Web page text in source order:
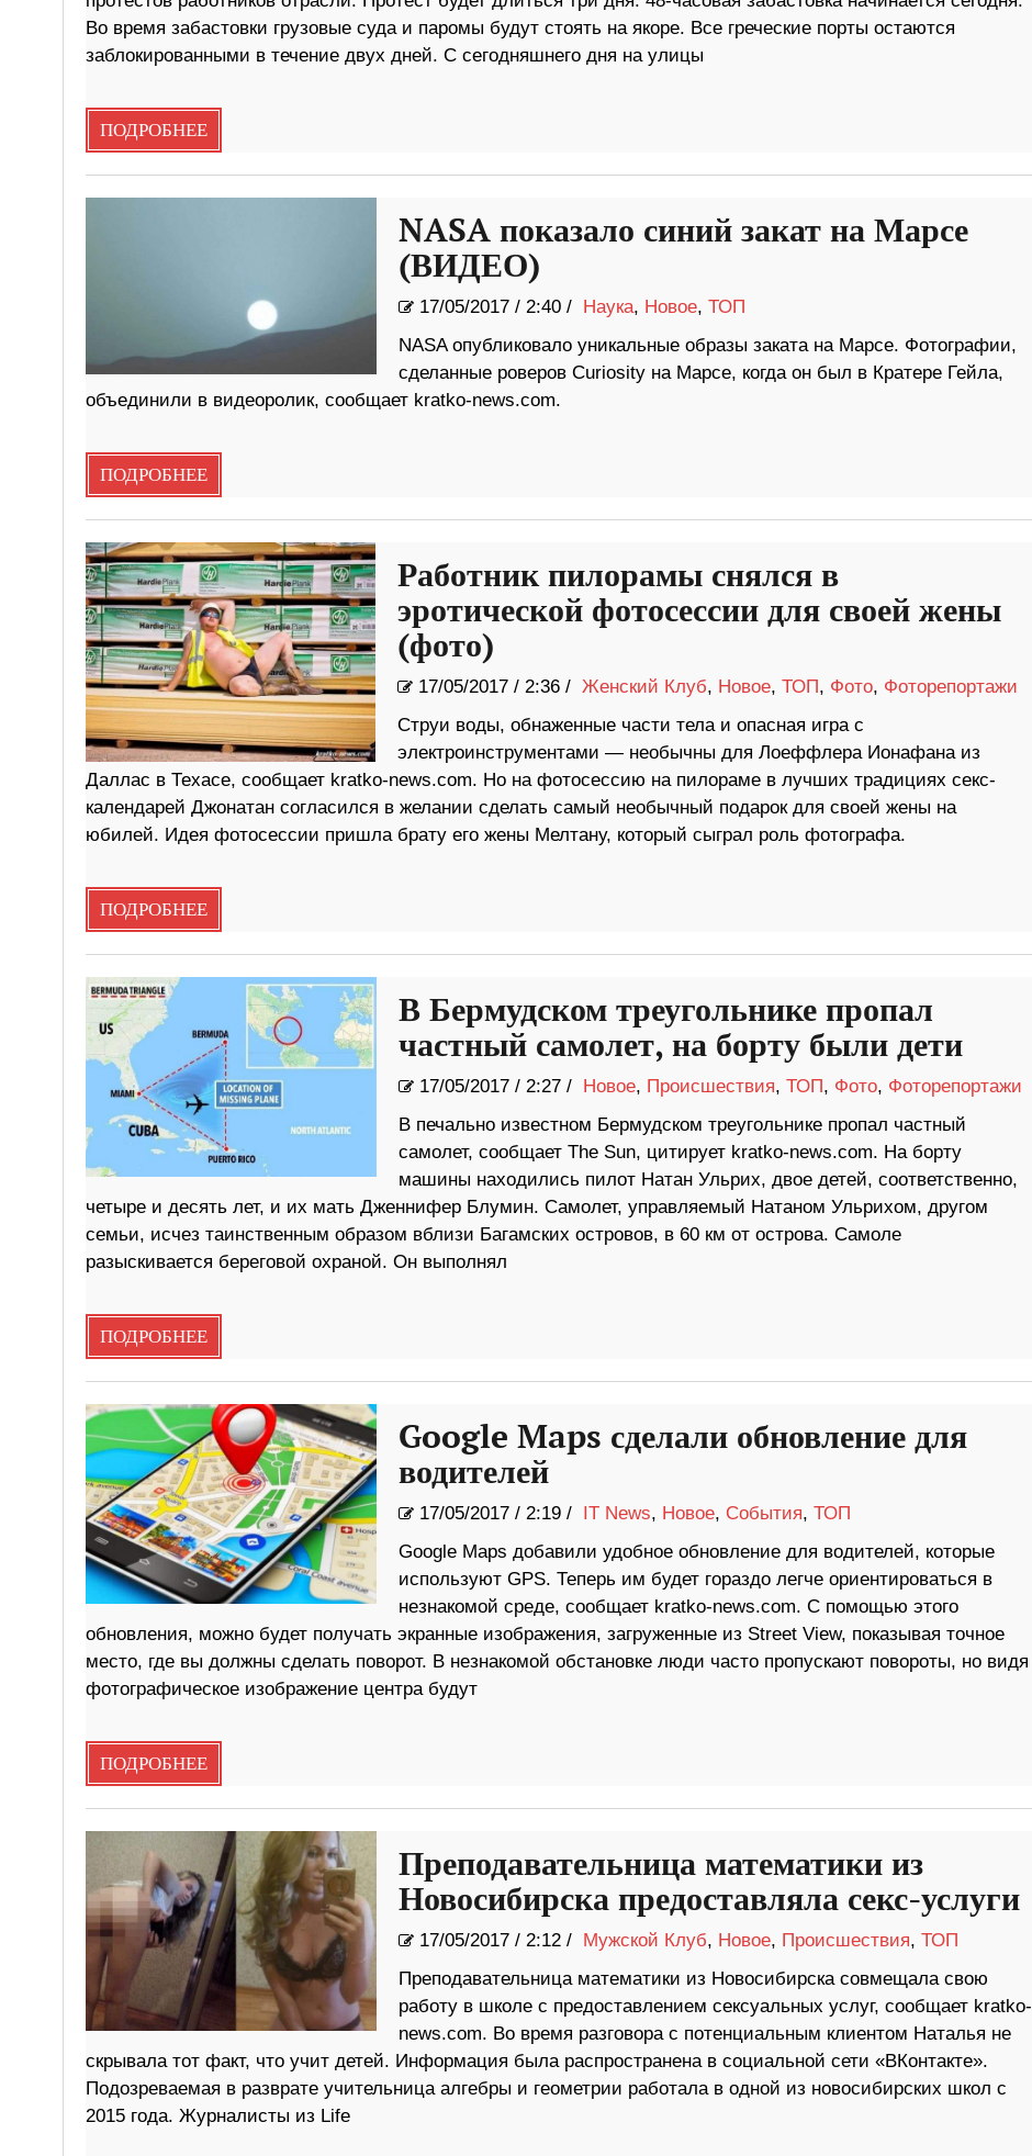
Во время забастовки грузовые суда и паромы будут стоять на якоре. Все греческие порты остаются
заблокированными в течение двух дней. С сегодняшнего дня на улицы
ПОДРОБНЕЕ
NASA показало синий закат на Марсе
(ВИДЕО)
17/05/2017/ 2:40 / Наука, Новое, ТОП
NASA опубликовало уникальные образы заката на Марсе. Фотографии,
сделанные роверов Curiosity на Марсе, когда он был в Кратере Гейла,
объединили в видеоролик, сообщает kratko-news.com.
ПОДРОБНЕЕ
Работник пилорамы снялся в
эротической фотосессии для своей жены
(фото)
17/05/2017 /2:36 /Женский Клуб, Новое,ТОП, Фото, Фоторепортажи
Струи воды, обнаженные части тела и опасная игра с
электроинструментами — необычны для Лоеффлера Ионафана из
Даллас в Техасе, сообщает kratko-news.com. Но на фотосессию на пилораме в лучших традициях секс-
календарей Джонатан согласился в желании сделать самый необычный подарок для своей жены на
юбилей. Идея фотосессии пришла брату его жены Мелтану, который сыграл роль фотографа.
ПОДРОБНЕЕ
В Бермудском треугольнике пропал
частный самолет, на борту были дети
17/05/2017/ 2:27 / Новое, Происшествия, ТОП, Фото, Фоторепортажи
В печально известном Бермудском треугольнике пропал частный
самолет, сообщает The Sun, цитирует kratko-news.com. На борту
машины находились пилот Натан Ульрих, двое детей, соответственно,
четыре и десять лет, и их мать Дженнифер Блумин. Самолет, управляемый Натаном Ульрихом, другом
семьи, исчез таинственным образом вблизи Багамских островов, в 60 км от острова. Самоле
разыскивается береговой охраной. Он выполнял
ПОДРОБНЕЕ
Google Maps сделали обновление для
водителей
17/05/2017/ 2:19 / IT News, Новое, События, ТОП
Google Maps добавили удобное обновление для водителей, которые
используют GPS. Теперь им будет гораздо легче ориентироваться в
незнакомой среде, сообщает kratko-news.com. С помощью этого
обновления, можно будет получать экранные изображения, загруженные из Street View, показывая точное
место, где вы должны сделать поворот. В незнакомой обстановке люди часто пропускают повороты, но видя
фотографическое изображение центра будут
ПОДРОБНЕЕ
Преподавательница математики из
Новосибирска предоставляла секс-услуги
17/05/2017/ 2:12 / Мужской Клуб, Новое, Происшествия, ТОП
Преподавательница математики из Новосибирска совмещала свою
работу в школе с предоставлением сексуальных услуг, сообщает kratko-
news.com. Во время разговора с потенциальным клиентом Наталья не
скрывала тот факт, что учит детей. Информация была распространена в социальной сети «ВКонтакте».
Подозреваемая в разврате учительница алгебры и геометрии работала в одной из новосибирских школ с
2015 года. Журналисты из Life